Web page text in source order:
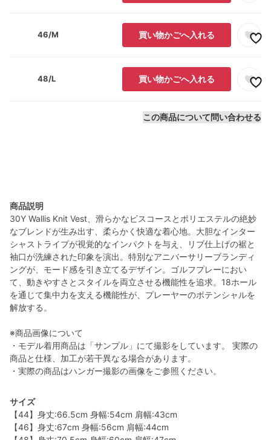
46/M 買い物かごへ入れる
48/L 買い物かごへ入れる
この商品について問い合わせる
商品説明
30Y Wallis Knit Vest、滑らかなビスコースとポリエステルの絶妙
なブレンドが生み出す、柔らかく快適な着心地。大胆なインター
シャストライプが視覚的なインパクトを与え、リブ仕上げの裾と
袖口が洗練された印象を演出。特別なアニバーサリーブランディ
ングが、モード感を引き立てるデザイン。ゴルフプレーにおい
て、動きやすさとスタイルを両立させる機能性を追求。18ホール
を通じて集中力を支える機能性が、プレーヤーのポテンシャルを
解放する。
※商品画像について
・モデル着用商品は「サンプル」にて撮影をしています。 実際の
商品と仕様、加工が若干異なる場合があります。
・実際の商品はハンガー撮影の画像をご参照ください。
サイズ
【44】身丈:66.5cm 身幅:54cm 肩幅:43cm
【46】身丈:67cm 身幅:56cm 肩幅:44cm